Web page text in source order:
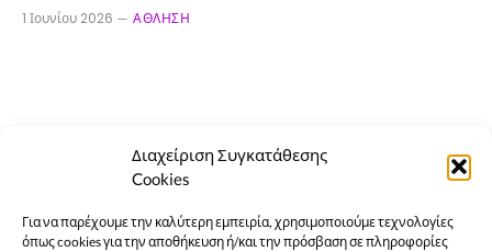
Διαχείριση Συγκατάθεσης
Cookies
Για να παρέχουμε την καλύτερη εμπειρία, χρησιμοποιούμε τεχνολογίες
όπως cookies για την αποθήκευση ή/και την πρόσβαση σε πληροφορίες
1 Ιουνίου 2026 ΆΘΛΗΣΗ